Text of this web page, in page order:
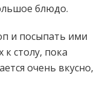
блюдо.
и посыпать ими
столу, пока
очень вкусно,